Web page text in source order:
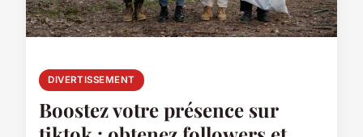
DIVERTISSEMENT
Boostez votre présence sur